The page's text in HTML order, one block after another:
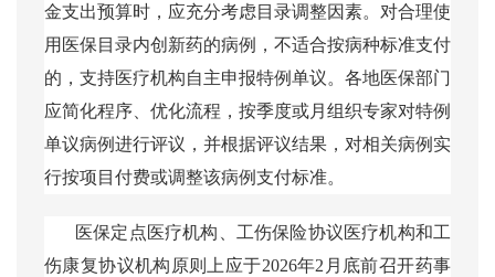
金支出预算时，应充分考虑目录调整因素。对合理使
用医保目录内创新药的病例，不适合按病种标准支付
的，支持医疗机构自主申报特例单议。各地医保部门
应简化程序、优化流程，按季度或月组织专家对特例
单议病例进行评议，并根据评议结果，对相关病例实
行按项目付费或调整该病例支付标准。
医保定点医疗机构、工伤保险协议医疗机构和工
伤康复协议机构原则上应于2026年2月底前召开药事